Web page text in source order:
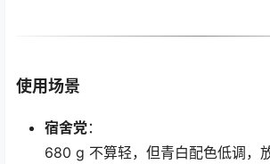
使用场景
宿舍党：
680 g 不算轻，但青白配色低调，